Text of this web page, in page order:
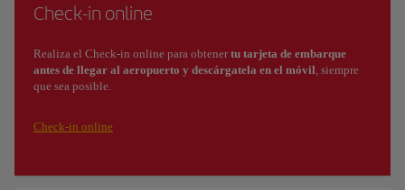
Check-in online
Realiza el Check-in online para obtenertu tarjeta de embarque
antes de llegar al aeropuerto y descárgatela en el móvil, siempre
que sea posible.
Check-in online